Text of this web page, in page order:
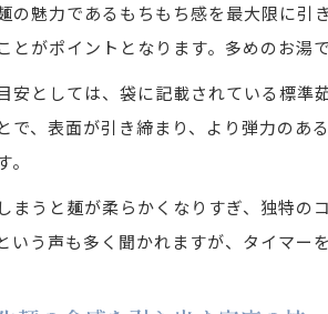
の魅力であるもちもち感を最大限に
とがポイントとなります。多めのお湯
安としては、袋に記載されている標準
で、表面が引き締まり、より弾力のあ
まうと麺が柔らかくなりすぎ、独特の
いう声も多く聞かれますが、タイマー